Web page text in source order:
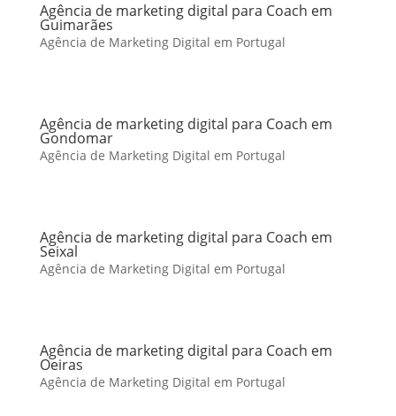
Agência de marketing digital para Coach em
Guimarães
Agência de Marketing Digital em Portugal
Agência de marketing digital para Coach em
Gondomar
Agência de Marketing Digital em Portugal
Agência de marketing digital para Coach em
Seixal
Agência de Marketing Digital em Portugal
Agência de marketing digital para Coach em
Oeiras
Agência de Marketing Digital em Portugal